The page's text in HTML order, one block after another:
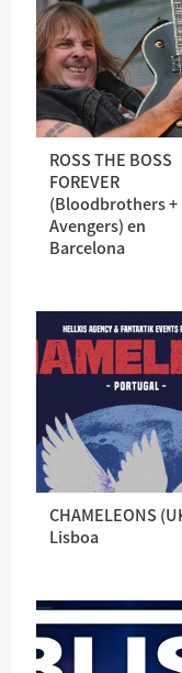
ROSS THE BOSS
FOREVER
(Bloodbrothers +
Avengers) en
Barcelona
CHAMELEONS
Lisboa